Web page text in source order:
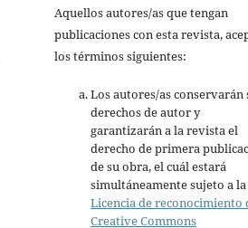
Aquellos autores/as que tengan
publicaciones con esta revista,
los términos siguientes:
Los autores/as conservarán
derechos de autor y
garantizarán a la revista el
derecho de primera
de su obra, el cuál estará
simultáneamente sujeto a la
Licencia de reconocimiento
Creative Commons